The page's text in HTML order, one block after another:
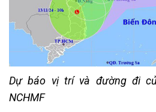
Dự báo vị trí và đường đi
NCHMF